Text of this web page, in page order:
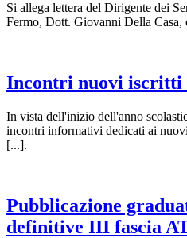
Si allega lettera del Dirigente dei
Fermo, Dott. Giovanni Della
Incontri nuovi iscritti
In vista dell'inizio dell'anno
incontri informativi dedicati ai
[...].
Pubblicazione
definitive III fascia